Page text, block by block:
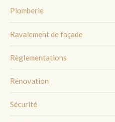
Plomberie
Ravalement de façade
Règlementations
Rénovation
Sécurité